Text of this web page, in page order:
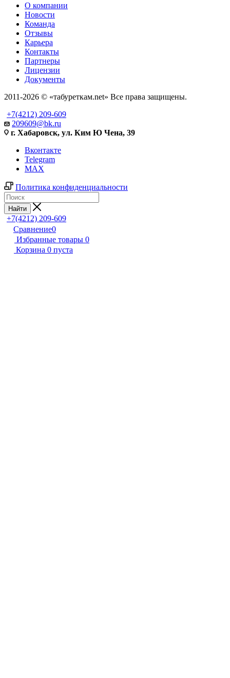
О компании
Новости
Команда
Отзывы
Карьера
Контакты
Партнеры
Лицензии
Документы
2011-2026 © «табуреткам.net» Все права защищены.
+7(4212) 209-609
209609@bk.ru
г. Хабаровск, ул. Ким Ю Чена, 39
Вконтакте
Telegram
MAX
Политика конфиденциальности
Найти
+7(4212) 209-609
Сравнение0
Избранные товары 0
Корзина 0 пуста